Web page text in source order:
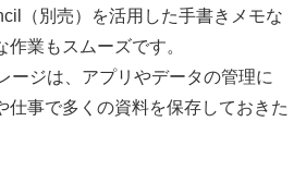
（別売）を活用した手書きメモな
業もスムーズです。
ージは、アプリやデータの管理に
仕事で多くの資料を保存しておきた